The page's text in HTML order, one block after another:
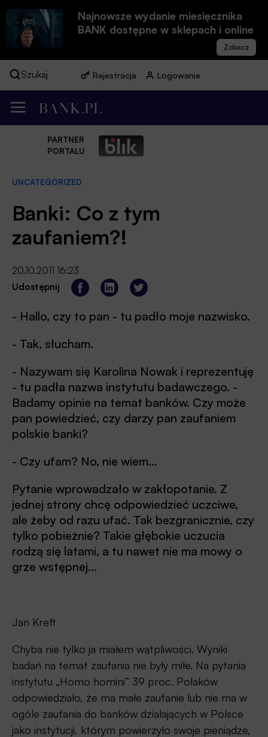
Najnowsze wydanie miesięcznika
BANK dostępne w sklepach i online
Szukaj Rejestracja Logowanie
PARTNER
PORTALU
UNCATEGORIZED
Banki: Co z tym
zaufaniem?!
20.10.2011 16:23
Udostępnij
- Hallo, czy to pan - tu padło moje nazwisko.
- Tak, słucham.
- Nazywam się Karolina Nowak i reprezentuję
- tu padła nazwa instytutu badawczego. -
Badamy opinie na temat banków. Czy może
pan powiedzieć, czy darzy pan zaufaniem
polskie banki?
- Czy ufam? No, nie wiem...
Pytanie wprowadzało w zakłopotanie. Z
jednej strony chcę odpowiedzieć uczciwe,
ale żeby od razu ufać. Tak bezgranicznie, czy
tylko pobieżnie? Takie głębokie uczucia
rodzą się latami, a tu nawet nie ma mowy o
grze wstępnej...
Jan Kreft
Chyba nie tylko ja miałem wątpliwości. Wyniki
badań na temat zaufania nie były miłe. Na pytania
instytutu „Homo homini” 39 proc. Polaków
odpowiedziało, że ma małe zaufanie lub nie ma w
ogóle zaufania do banków działających w Polsce
jako instytucji, którym powierzyło swoje pieniądze,